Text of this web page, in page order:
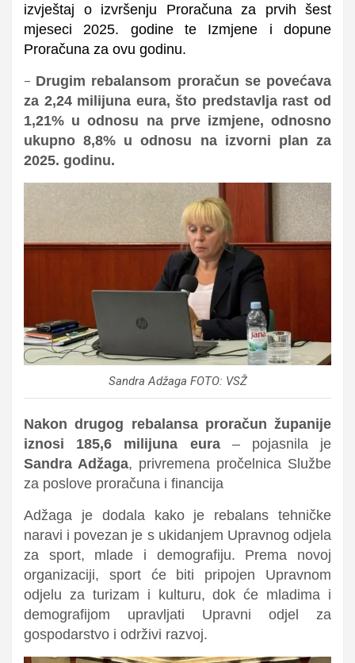
izvještaj o izvršenju Proračuna za prvih šest
mjeseci 2025. godine te Izmjene i dopune
Proračuna za ovu godinu.
– Drugim rebalansom proračun se povećava
za 2,24 milijuna eura, što predstavlja rast od
1,21% u odnosu na prve izmjene, odnosno
ukupno 8,8% u odnosu na izvorni plan za
2025. godinu.
Sandra Adžaga FOTO: VSŽ
Nakon drugog rebalansa proračun županije
iznosi 185,6 milijuna eura– pojasnila je
Sandra Adžaga, privremena pročelnica Službe
za poslove proračuna i financija
Adžaga je dodala kako je rebalans tehničke
naravi i povezan je s ukidanjem Upravnog odjela
za sport, mlade i demografiju. Prema novoj
organizaciji, sport će biti pripojen Upravnom
odjelu za turizam i kulturu, dok će mladima i
demografijom upravljati Upravni odjel za
gospodarstvo i održivi razvoj.